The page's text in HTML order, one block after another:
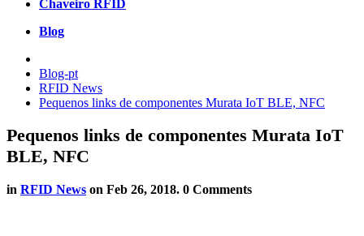
Chaveiro RFID
Blog
Blog-pt
RFID News
Pequenos links de componentes Murata IoT BLE, NFC
Pequenos links de componentes Murata IoT
BLE, NFC
in RFID News on Feb 26, 2018. 0 Comments